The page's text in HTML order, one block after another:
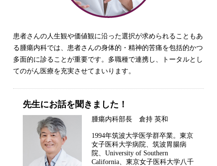
患者さんの人生観や価値観に沿った選択が求められることもあ
る腫瘍内科では、患者さんの身体的・精神的苦痛を包括的かつ
多面的に診ることが重要です。多職種で連携し、トータルとし
てのがん医療を充実させてまいります。
先生にお話を聞きました！
腫瘍内科部長 倉持 英和
1994年筑波大学医学群卒業。東京
女子医科大学病院、筑波胃腸病
院、University of Southern
California、東京女子医科大学八千